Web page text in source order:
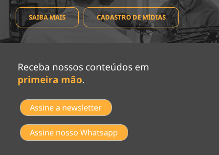
SAIBA MAIS CADASTRO DE MÍDIAS
Receba nossos conteúdos em
primeira mão.
Assine a newsletter
Assine nosso Whatsapp